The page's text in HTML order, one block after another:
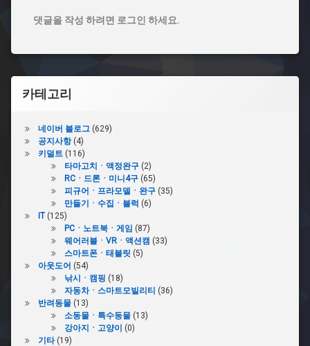
댓글을 작성 하려면 로그인 하세요.
카테고리
네이버 블로그(629)
공지사항(4)
키덜트(116)
타마고치ㆍ액정완구(2)
RCㆍ드론ㆍ미니4구(65)
피규어ㆍ프라모델ㆍ완구(35)
만들기ㆍ수집ㆍ블럭 (6)
IT(125)
PCㆍ노트북ㆍ게임 (87)
웨어러블ㆍVRㆍ액션캠 (33)
스마트폰ㆍ태블릿 (5)
아웃도어 (54)
낚시ㆍ캠핑 (18)
자동차ㆍ스마트모빌리티 (36)
반려동물(13)
소동물ㆍ특수동물(13)
강아지ㆍ고양이
(0)
기타(19)